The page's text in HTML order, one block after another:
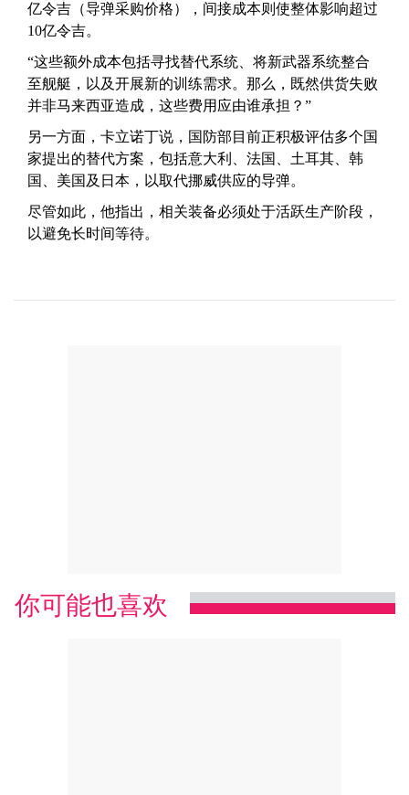
亿令吉（导弹采购价格），间接成本则使整体影响超过
10亿令吉。
“这些额外成本包括寻找替代系统、将新武器系统整合
至舰艇，以及开展新的训练需求。那么，既然供货失败
并非马来西亚造成，这些费用应由谁承担？”
另一方面，卡立诺丁说，国防部目前正积极评估多个国
家提出的替代方案，包括意大利、法国、土耳其、韩
国、美国及日本，以取代挪威供应的导弹。
尽管如此，他指出，相关装备必须处于活跃生产阶段，
以避免长时间等待。
你可能也喜欢